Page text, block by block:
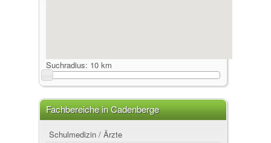
Suchradius: 10 km
Fachbereiche in Cadenberge
Schulmedizin / Ärzte